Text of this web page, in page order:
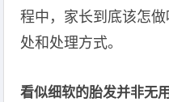
程中，家长到底该怎
处和处理方式。
看似细软的胎发并非无